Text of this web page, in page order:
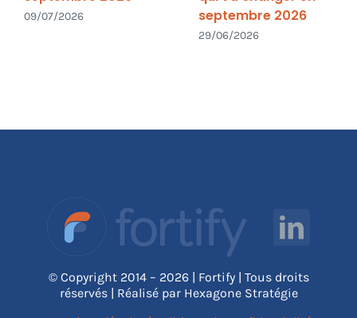
09/07/2026
septembre 2026
29/06/2026
© Copyright 2014 – 2026 | Fortify | Tous droits
réservés | Réalisé par Hexagone Stratégie